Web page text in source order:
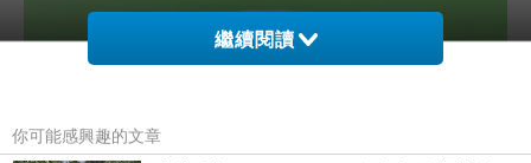
繼續閱讀
你可能感興趣的文章